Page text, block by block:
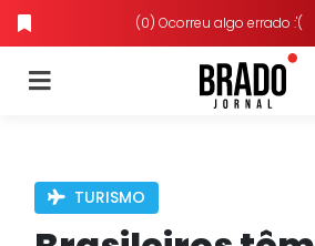
(0) Ocorreu algo errado :'(
TURISMO